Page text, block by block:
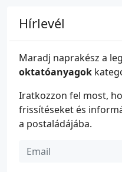
Hírlevél
Maradj naprakész a
oktatóanyagok
Iratkozzon fel most,
frissítéseket és
a postaládájába.